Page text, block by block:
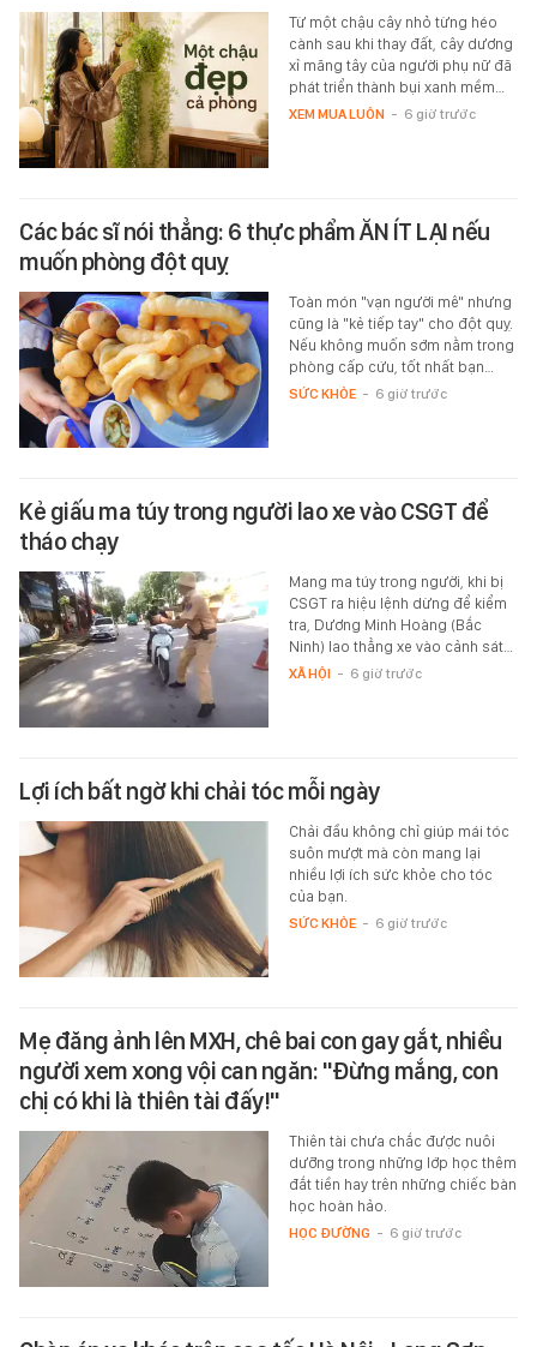
Từ một chậu cây nhỏ từng héo
cành sau khi thay đất, cây dương
xỉ măng tây của người phụ nữ đã
phát triển thành bụi xanh mềm…
XEM MUA LUÔN - 6 giờ trước
Các bác sĩ nói thẳng: 6 thực phẩm ĂN ÍT LẠI nếu
muốn phòng đột quỵ
Toàn món "vạn người mê" nhưng
cũng là "kẻ tiếp tay" cho đột quỵ.
Nếu không muốn sớm nằm trong
phòng cấp cứu, tốt nhất bạn…
SỨC KHỎE - 6 giờ trước
Kẻ giấu ma túy trong người lao xe vào CSGT để
tháo chạy
Mang ma túy trong người, khi bị
CSGT ra hiệu lệnh dừng để kiểm
tra, Dương Minh Hoàng (Bắc
Ninh) lao thẳng xe vào cảnh sát…
XÃ HỘI - 6 giờ trước
Lợi ích bất ngờ khi chải tóc mỗi ngày
Chải đầu không chỉ giúp mái tóc
suôn mượt mà còn mang lại
nhiều lợi ích sức khỏe cho tóc
của bạn.
SỨC KHỎE - 6 giờ trước
Mẹ đăng ảnh lên MXH, chê bai con gay gắt, nhiều
người xem xong vội can ngăn: "Đừng mắng, con
chị có khi là thiên tài đấy!"
Thiên tài chưa chắc được nuôi
dưỡng trong những lớp học thêm
đắt tiền hay trên những chiếc bàn
học hoàn hảo.
HỌC ĐƯỜNG - 6 giờ trước